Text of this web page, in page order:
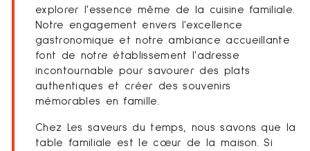
explorer l'essence même de la cuisine familiale.
Notre engagement envers l'excellence
gastronomique et notre ambiance accueillante
font de notre établissement l'adresse
incontournable pour savourer des plats
authentiques et créer des souvenirs
mémorables en famille.
Chez Les saveurs du temps, nous savons que la
table familiale est le cœur de la maison. Si